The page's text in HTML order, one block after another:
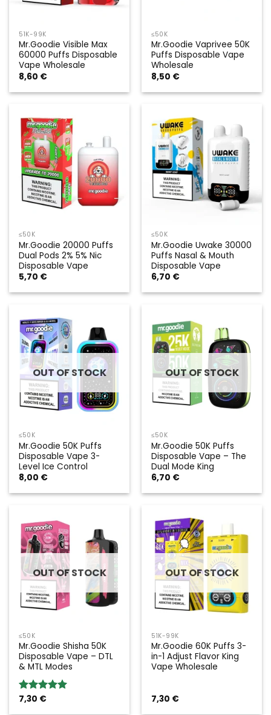
51K-99K
Mr.Goodie Visible Max
60000 Puffs Disposable
Vape Wholesale
8,60 €
≤50K
Mr.Goodie Vaprivee 50K
Puffs Disposable Vape
Wholesale
8,50 €
≤50K
Mr.Goodie 20000 Puffs
Dual Pods 2% 5% Nic
Disposable Vape
5,70 €
≤50K
Mr.Goodie Uwake 30000
Puffs Nasal & Mouth
Disposable Vape
6,70 €
OUT OF STOCK
≤50K
Mr.Goodie 50K Puffs
Disposable Vape 3-
Level Ice Control
8,00 €
OUT OF STOCK
≤50K
Mr.Goodie 50K Puffs
Disposable Vape – The
Dual Mode King
6,70 €
OUT OF STOCK
≤50K
Mr.Goodie Shisha 50K
Disposable Vape – DTL
& MTL Modes
Rated5.00
7,30 €
OUT OF STOCK
51K-99K
Mr.Goodie 60K Puffs 3-
in-1 Adjust Flavor King
Vape Wholesale
7,30 €